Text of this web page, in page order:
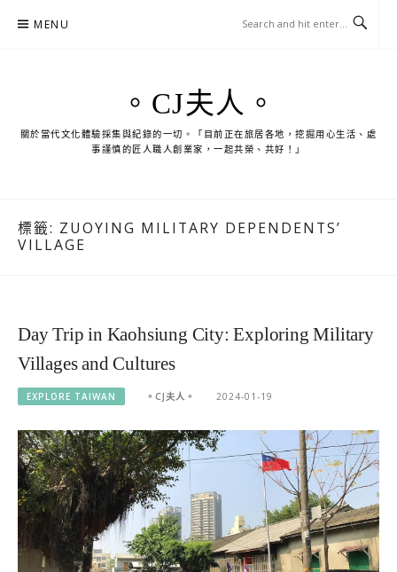
MENU
。CJ夫人。
關於當代文化體驗採集與紀錄的一切。「目前正在旅居各地，挖掘用心生活、處
事謹慎的匠人職人創業家，一起共榮、共好！」
標籤: ZUOYING MILITARY DEPENDENTS’
VILLAGE
Day Trip in Kaohsiung City: Exploring Military
Villages and Cultures
EXPLORE TAIWAN 。CJ夫人。 2024-01-19